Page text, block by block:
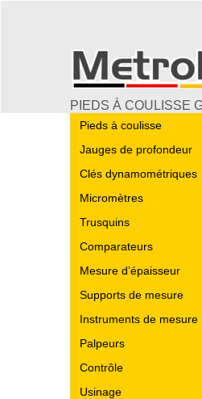
PIEDS À COULISSE
Pieds à coulisse
Jauges de profondeur
Clés dynamométriques
Micromètres
Trusquins
Comparateurs
Mesure d’épaisseur
Supports de mesure
Instruments de mesure
Palpeurs
Contrôle
Usinage